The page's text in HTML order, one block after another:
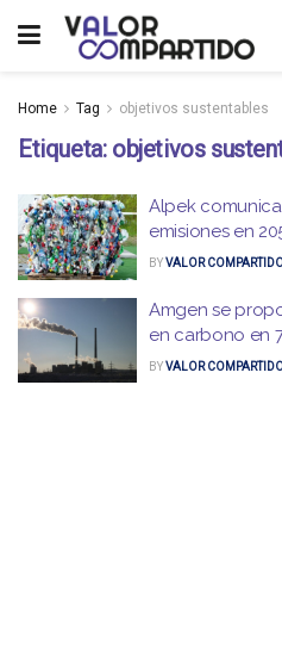
Home Tag objetivos sustentables
Etiqueta: objetivos
Alpek
emisiones en
BYVALOR
Amgen se
en carbono en
BYVALOR